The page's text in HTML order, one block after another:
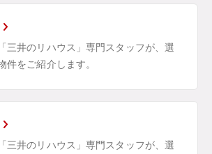
三井のリハウス」専門スタッフが、選
件をご紹介します。
三井のリハウス」専門スタッフが、選